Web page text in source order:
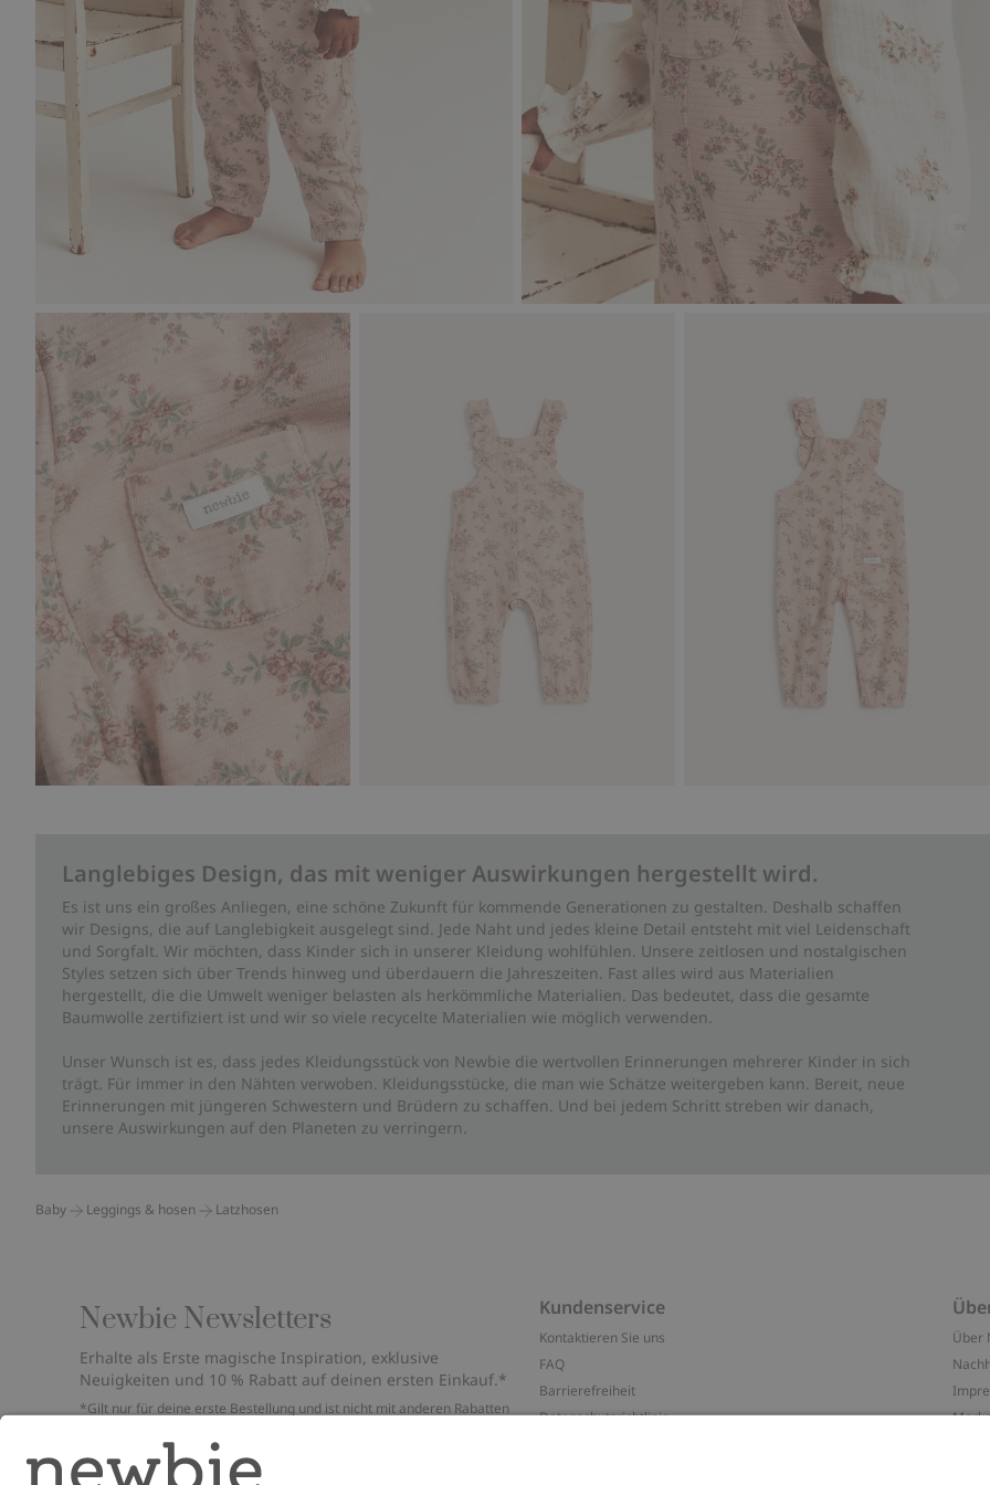
Langlebiges Design, das mit weniger Auswirkungen hergestellt wird.
Es ist uns ein großes Anliegen, eine schöne Zukunft für kommende Generationen zu gestalten. Deshalb schaffen
wir Designs, die auf Langlebigkeit ausgelegt sind. Jede Naht und jedes kleine Detail entsteht mit viel Leidenschaft
und Sorgfalt. Wir möchten, dass Kinder sich in unserer Kleidung wohlfühlen. Unsere zeitlosen und nostalgischen
Styles setzen sich über Trends hinweg und überdauern die Jahreszeiten. Fast alles wird aus Materialien
hergestellt, die die Umwelt weniger belasten als herkömmliche Materialien. Das bedeutet, dass die gesamte
Baumwolle zertifiziert ist und wir so viele recycelte Materialien wie möglich verwenden.
Unser Wunsch ist es, dass jedes Kleidungsstück von Newbie die wertvollen Erinnerungen mehrerer Kinder in sich
trägt. Für immer in den Nähten verwoben. Kleidungsstücke, die man wie Schätze weitergeben kann. Bereit, neue
Erinnerungen mit jüngeren Schwestern und Brüdern zu schaffen. Und bei jedem Schritt streben wir danach,
unsere Auswirkungen auf den Planeten zu verringern.
Baby Leggings & hosen Latzhosen
Newbie Newsletters
Erhalte als Erste magische Inspiration, exklusive
Neuigkeiten und 10 % Rabatt auf deinen ersten Einkauf.*
*Gilt nur für deine erste Bestellung und ist nicht mit anderen Rabatten
überprüfe deinen Spam-Ordner. Lies unsere
FAQ & Cookie-Richtlinie
Kundenservice
Kontaktieren Sie uns
FAQ
Barrierefreiheit
Datenschutzrichtlinie
Über